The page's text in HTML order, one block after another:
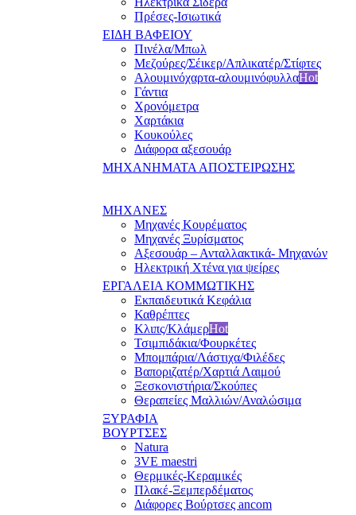
Πρέσες-Ισιωτικά
ΕΙΔΗ ΒΑΦΕΙΟΥ
Πινέλα/Μπωλ
Μεζούρες/Σέικερ/Απλικατέρ/Στίφτες
Αλουμινόχαρτα-αλουμινόφυλλαHot
Γάντια
Χρονόμετρα
Χαρτάκια
Κουκούλες
Διάφορα αξεσουάρ
ΜΗΧΑΝΗΜΑΤΑ ΑΠΟΣΤΕΙΡΩΣΗΣ
ΜΗΧΑΝΕΣ
Μηχανές Κουρέματος
Μηχανές Ξυρίσματος
Αξεσουάρ – Ανταλλακτικά- Μηχανών
Ηλεκτρική Χτένα για ψείρες
ΕΡΓΑΛΕΙΑ ΚΟΜΜΩΤΙΚΗΣ
Εκπαιδευτικά Κεφάλια
Καθρέπτες
Κλιπς/ΚλάμερHot
Τσιμπιδάκια/Φουρκέτες
Μπομπάρια/Λάστιχα/Φιλέδες
Βαποριζατέρ/Χαρτιά Λαιμού
Ξεσκονιστήρια/Σκούπες
Θεραπείες Μαλλιών/Αναλώσιμα
ΞΥΡΑΦΙΑ
ΒΟΥΡΤΣΕΣ
Natura
3VE maestri
Θερμικές-Κεραμικές
Πλακέ-Ξεμπερδέματος
Διάφορες Βούρτσες ancom